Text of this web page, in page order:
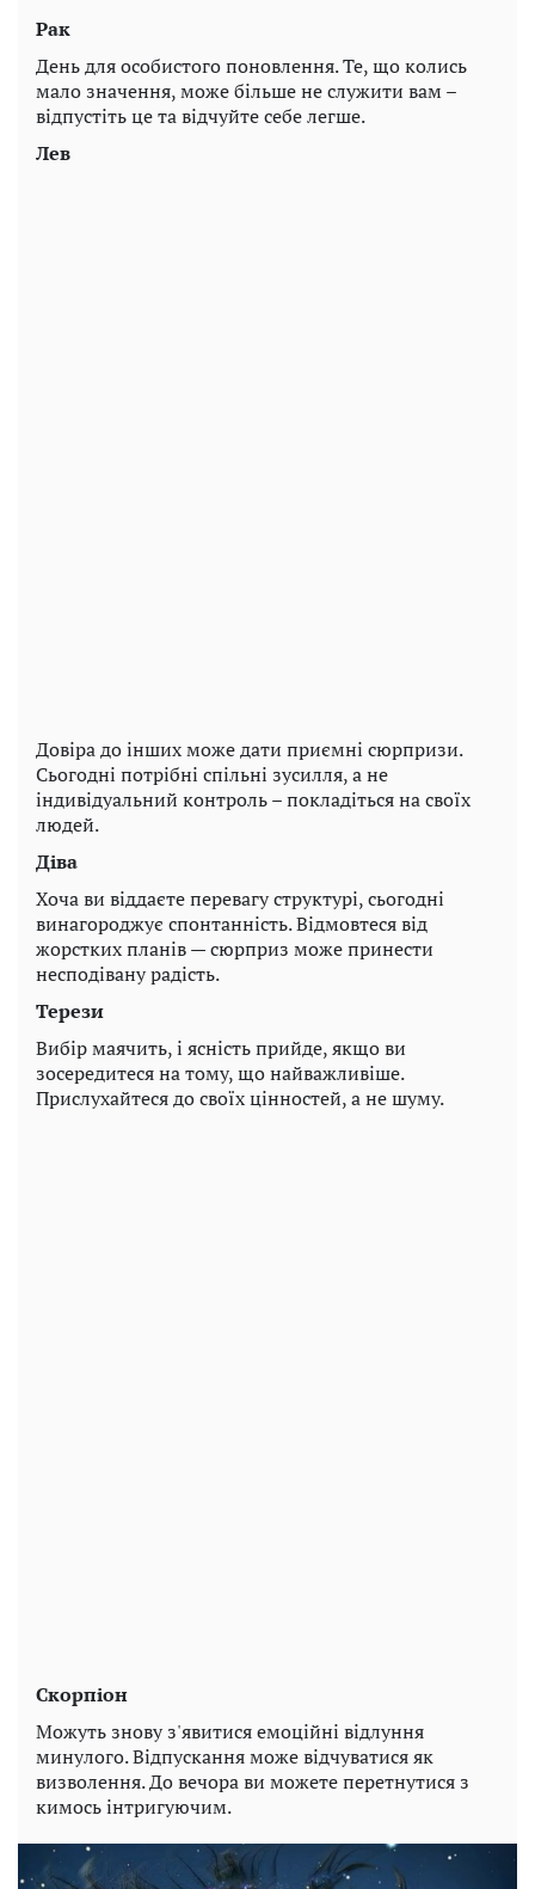
Рак
День для особистого поновлення. Те, що колись
мало значення, може більше не служити вам –
відпустіть це та відчуйте себе легше.
Лев
Довіра до інших може дати приємні сюрпризи.
Сьогодні потрібні спільні зусилля, а не
індивідуальний контроль – покладіться на своїх
людей.
Діва
Хоча ви віддаєте перевагу структурі, сьогодні
винагороджує спонтанність. Відмовтеся від
жорстких планів — сюрприз може принести
несподівану радість.
Терези
Вибір маячить, і ясність прийде, якщо ви
зосередитеся на тому, що найважливіше.
Прислухайтеся до своїх цінностей, а не шуму.
Скорпіон
Можуть знову з'явитися емоційні відлуння
минулого. Відпускання може відчуватися як
визволення. До вечора ви можете перетнутися з
кимось інтригуючим.